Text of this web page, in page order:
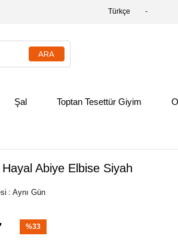
Türkçe
Şal Toptan Tesettür Giyim
Abiye Elbise Siyah
: Aynı Gün
%33